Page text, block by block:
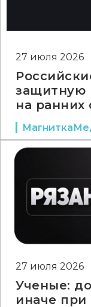
27 июля 2026
защитную
на ранних
27 июля 2026
Ученые:
иначе при